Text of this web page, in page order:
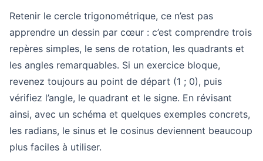
Retenir le cercle trigonométrique, ce n’est pas
apprendre un dessin par cœur : c’est comprendre trois
repères simples, le sens de rotation, les quadrants et
les angles remarquables. Si un exercice bloque,
revenez toujours au point de départ (1 ; 0), puis
vérifiez l’angle, le quadrant et le signe. En révisant
ainsi, avec un schéma et quelques exemples concrets,
les radians, le sinus et le cosinus deviennent beaucoup
plus faciles à utiliser.